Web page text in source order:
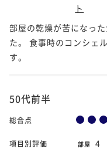
ト
部屋の乾燥が苦になっ
た。 食事時のコンシェ
す。
50代前半
総合点
項目別評価 部屋 4